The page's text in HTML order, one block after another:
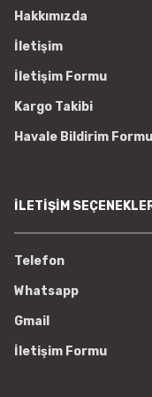
Hakkımızda
İletişim
İletişim Formu
Kargo Takibi
Havale Bildirim Formu
İLETİŞİM
Telefon
Whatsapp
Gmail
İletişim Formu